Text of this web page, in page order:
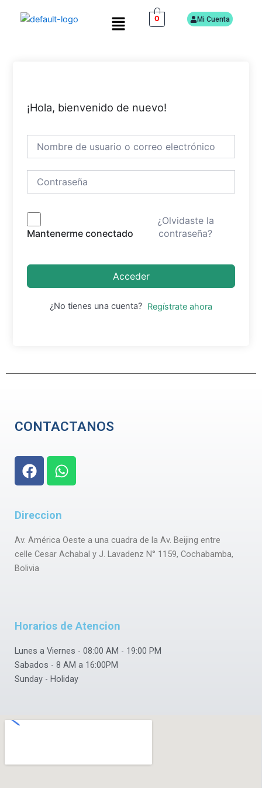
Menú 0 Mi Cuenta
¡Hola, bienvenido de nuevo!
Mantenerme conectado
¿Olvidaste la
contraseña?
Acceder
¿No tienes una cuenta? Regístrate ahora
CONTACTANOS
F
a
b
o
o
k
W
h
s
a
p
Direccion
Av. América Oeste a una cuadra de la Av. Beijing entre
celle Cesar Achabal y J. Lavadenz N° 1159, Cochabamba,
Bolivia
Horarios de Atencion
Lunes a Viernes - 08:00 AM - 19:00 PM
Sabados - 8 AM a 16:00PM
Sunday - Holiday